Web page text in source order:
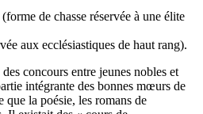
(forme de chasse réservée à une élite
aux ecclésiastiques de haut rang).
concours entre jeunes nobles et
intégrante des bonnes mœurs de
que la poésie, les romans de